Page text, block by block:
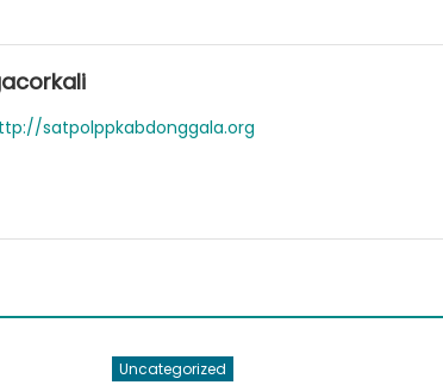
satpolppkabdonggala.org
Uncategorized